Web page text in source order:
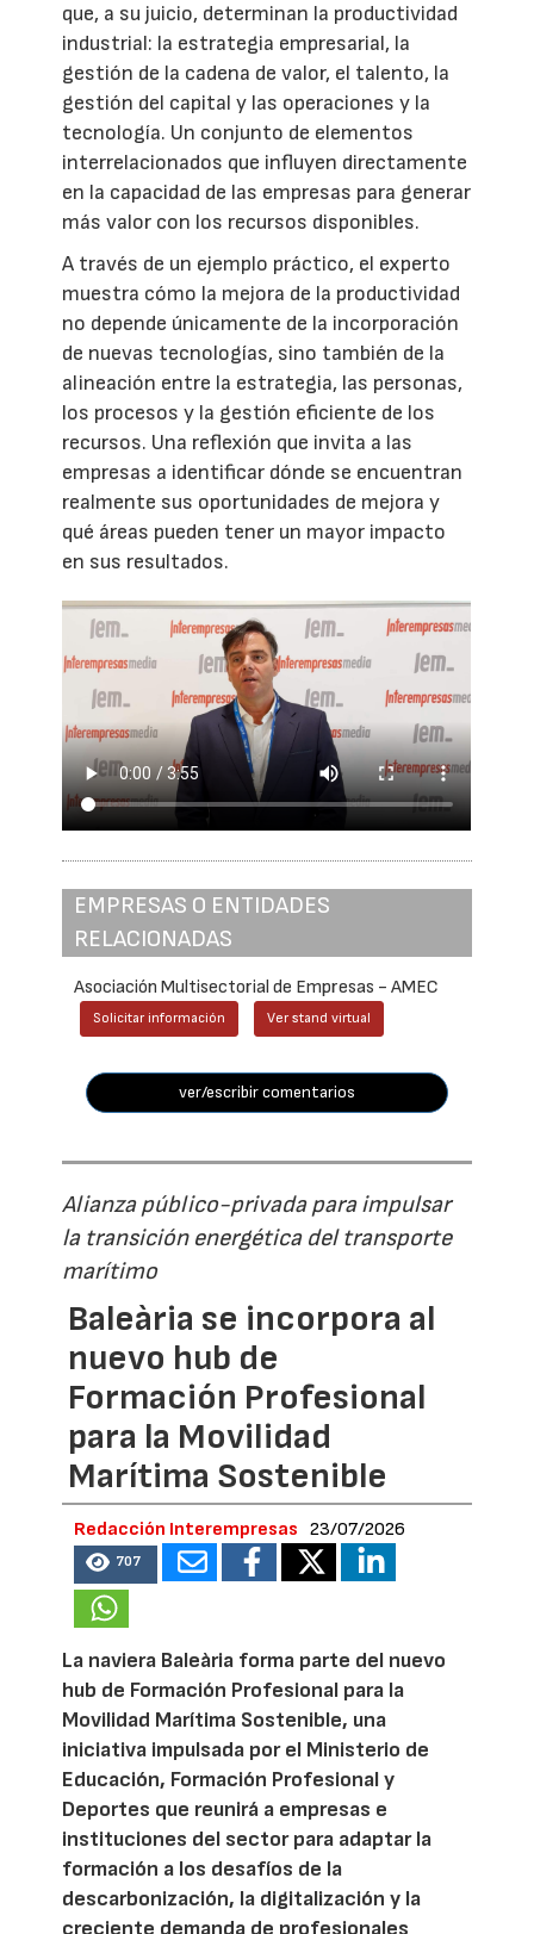
que, a su juicio, determinan la productividad
industrial: la estrategia empresarial, la
gestión de la cadena de valor, el talento, la
gestión del capital y las operaciones y la
tecnología. Un conjunto de elementos
interrelacionados que influyen directamente
en la capacidad de las empresas para generar
más valor con los recursos disponibles.
A través de un ejemplo práctico, el experto
muestra cómo la mejora de la productividad
no depende únicamente de la incorporación
de nuevas tecnologías, sino también de la
alineación entre la estrategia, las personas,
los procesos y la gestión eficiente de los
recursos. Una reflexión que invita a las
empresas a identificar dónde se encuentran
realmente sus oportunidades de mejora y
qué áreas pueden tener un mayor impacto
en sus resultados.
EMPRESAS O ENTIDADES
RELACIONADAS
Asociación Multisectorial de Empresas - AMEC
Solicitar información Ver stand virtual
ver/escribir comentarios
Alianza público-privada para impulsar
la transición energética del transporte
marítimo
Baleària se incorpora al
nuevo hub de
Formación Profesional
para la Movilidad
Marítima Sostenible
Redacción Interempresas 23/07/2026
707
La naviera Baleària forma parte del nuevo
hub de Formación Profesional para la
Movilidad Marítima Sostenible, una
iniciativa impulsada por el Ministerio de
Educación, Formación Profesional y
Deportes que reunirá a empresas e
instituciones del sector para adaptar la
formación a los desafíos de la
descarbonización, la digitalización y la
creciente demanda de profesionales